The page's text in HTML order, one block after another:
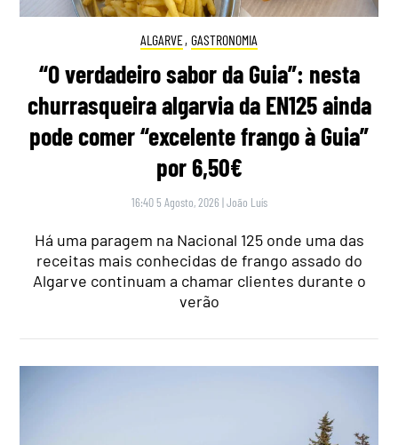
ALGARVE, GASTRONOMIA
“O verdadeiro sabor da Guia”: nesta
churrasqueira algarvia da EN125 ainda
pode comer “excelente frango à Guia”
por 6,50€
16:40 5 Agosto, 2026 |João Luís
Há uma paragem na Nacional 125 onde uma das
receitas mais conhecidas de frango assado do
Algarve continuam a chamar clientes durante o
verão